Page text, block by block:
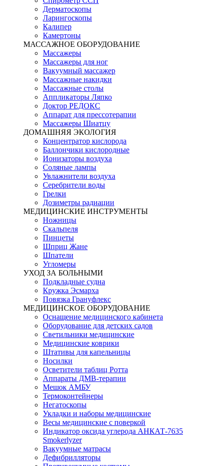
Дерматоскопы
Ларингоскопы
Калипер
Камертоны
МАССАЖНОЕ ОБОРУДОВАНИЕ
Массажеры
Массажеры для ног
Вакуумный массажер
Массажные накидки
Массажные столы
Аппликаторы Ляпко
Доктор РЕДОКС
Аппарат для прессотерапии
Массажеры Шиатцу
ДОМАШНЯЯ ЭКОЛОГИЯ
Концентратор кислорода
Баллончики кислородные
Ионизаторы воздуха
Соляные лампы
Увлажнители воздуха
Серебрители воды
Грелки
Дозиметры радиации
МЕДИЦИНСКИЕ ИНСТРУМЕНТЫ
Ножницы
Скальпеля
Пинцеты
Шприц Жане
Шпатели
Угломеры
УХОД ЗА БОЛЬНЫМИ
Подкладные судна
Кружка Эсмарха
Повязка Грануфлекс
МЕДИЦИНСКОЕ ОБОРУДОВАНИЕ
Оснащение медицинского кабинета
Оборудование для детских садов
Светильники медицинские
Медицинские коврики
Штативы для капельницы
Носилки
Осветители таблиц Ротта
Аппараты ДМВ-терапии
Мешок АМБУ
Термоконтейнеры
Негатоскопы
Укладки и наборы медицинские
Весы медицинские с поверкой
Индикатор оксида углерода АНКАТ-7635
Smokerlyzer
Вакуумные матрасы
Дефибрилляторы